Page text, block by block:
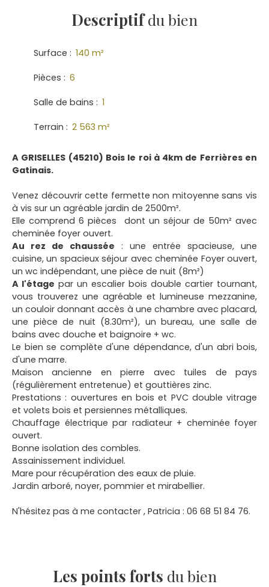
Descriptifdu bien
Surface : 140 m²
Pièces : 6
Salle de bains : 1
Terrain : 2 563 m²
A GRISELLES (45210) Bois le roi à 4km de Ferrières en
Gatinais.
Venez découvrir cette fermette non mitoyenne sans vis
à vis sur un agréable jardin de 2500m².
Elle comprend 6 pièces dont un séjour de 50m² avec
cheminée foyer ouvert.
Au rez de chaussée : une entrée spacieuse, une
cuisine, un spacieux séjour avec cheminée Foyer ouvert,
un wc indépendant, une pièce de nuit (8m²)
A l'étage par un escalier bois double cartier tournant,
vous trouverez une agréable et lumineuse mezzanine,
un couloir donnant accès à une chambre avec placard,
une pièce de nuit (8.30m²), un bureau, une salle de
bains avec douche et baignoire + wc.
Le bien se complète d'une dépendance, d'un abri bois,
d'une marre.
Maison ancienne en pierre avec tuiles de pays
(régulièrement entretenue) et gouttières zinc.
Prestations : ouvertures en bois et PVC double vitrage
et volets bois et persiennes métalliques.
Chauffage électrique par radiateur + cheminée foyer
ouvert.
Bonne isolation des combles.
Assainissement individuel.
Mare pour récupération des eaux de pluie.
Jardin arboré, noyer, pommier et mirabellier.
N'hésitez pas à me contacter , Patricia : 06 68 51 84 76.
Les points forts du bien